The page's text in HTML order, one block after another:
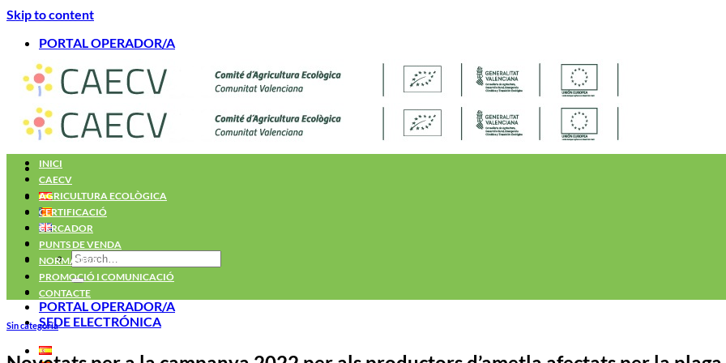
Skip to content
PORTAL OPERADOR/A
PORTAL OPERADOR/A
SEDE ELECTRÓNICA
INICI
CAECV
AGRICULTURA ECOLÒGICA
CERTIFICACIÓ
CERCADOR
PUNTS DE VENDA
NORMATIVA
PROMOCIÓ I COMUNICACIÓ
CONTACTE
Sin categoría